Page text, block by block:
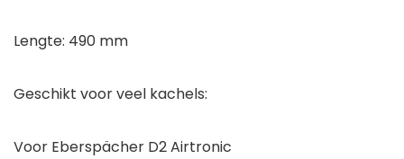
Lengte: 490 mm
Geschikt voor veel kachels:
Voor Eberspächer D2 Airtronic